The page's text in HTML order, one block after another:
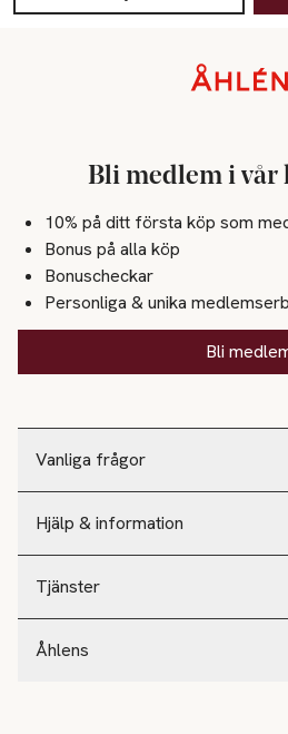
Vanliga frågor
Hjälp & information
Tjänster
Åhlens
Bli medlem i vår
10% på ditt första köp som
Bonus på alla köp
Bonuscheckar
Personliga & unika
Bli